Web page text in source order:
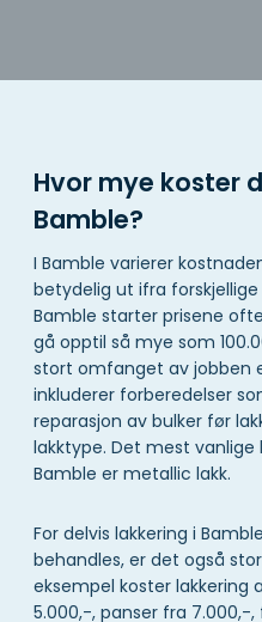
Hvor mye koster
Bamble?
I Bamble varierer
betydelig ut ifra
Bamble starter prisene
gå opptil så mye som
stort omfanget av jobben
inkluderer forberedelser
reparasjon av bulker før
lakktype. Det mest
Bamble er metallic lakk.
For delvis lakkering i
behandles, er det også
eksempel koster lakkering
5.000,-, panser fra 7.000,-